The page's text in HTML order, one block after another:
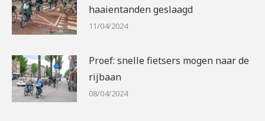
haaientanden geslaagd
11/04/2024
Proef: snelle fietsers mogen naar de
rijbaan
08/04/2024